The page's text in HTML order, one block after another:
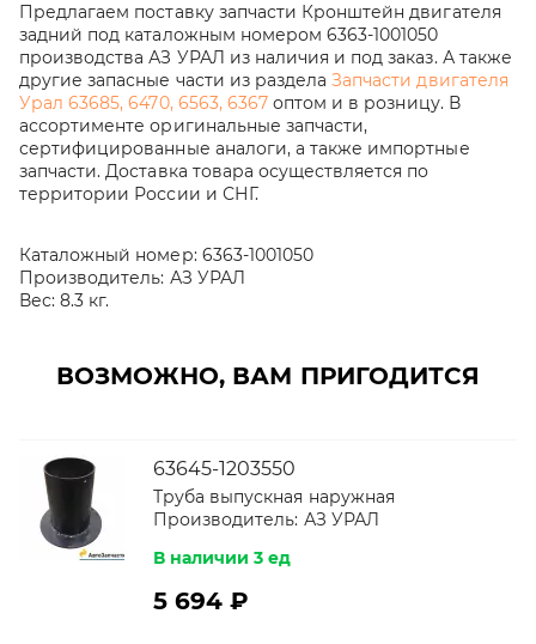
Предлагаем поставку запчасти Кронштейн двигателя
задний под каталожным номером 6363-1001050
производства АЗ УРАЛ из наличия и под заказ. А также
другие запасные части из разделаЗапчасти двигателя
Урал 63685, 6470, 6563, 6367оптом и в розницу. В
ассортименте оригинальные запчасти,
сертифицированные аналоги, а также импортные
запчасти. Доставка товара осуществляется по
территории России и СНГ.
Каталожный номер: 6363-1001050
Производитель: АЗ УРАЛ
Вес: 8.3 кг.
ВОЗМОЖНО, ВАМ ПРИГОДИТСЯ
63645-1203550
Труба выпускная наружная
Производитель: АЗ УРАЛ
В наличии 3 ед
5 694 ₽